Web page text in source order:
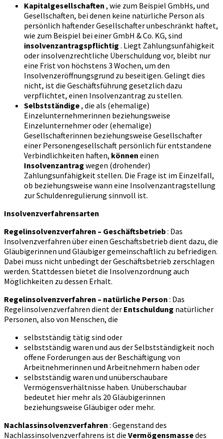
Kapitalgesellschaften , wie zum Beispiel GmbHs, und
Gesellschaften, bei denen keine natürliche Person als
persönlich haftender Gesellschafter unbeschränkt haftet,
wie zum Beispiel bei einer GmbH & Co. KG, sind
insolvenzantragspflichtig . Liegt Zahlungsunfähigkeit
oder insolvenzrechtliche Überschuldung vor, bleibt nur
eine Frist von höchstens 3 Wochen, um den
Insolvenzeröffnungsgrund zu beseitigen. Gelingt dies
nicht, ist die Geschäftsführung gesetzlich dazu
verpflichtet, einen Insolvenzantrag zu stellen.
Selbstständige, die als (ehemalige)
Einzelunternehmerinnen beziehungsweise
Einzelunternehmer oder (ehemalige)
Gesellschafterinnen beziehungsweise Gesellschafter
einer Personengesellschaft persönlich für entstandene
Verbindlichkeiten haften, können einen
Insolvenzantrag wegen (drohender)
Zahlungsunfähigkeit stellen. Die Frage ist im Einzelfall,
ob beziehungsweise wann eine Insolvenzantragstellung
zur Schuldenregulierung sinnvoll ist.
Insolvenzverfahrensarten
Regelinsolvenzverfahren – Geschäftsbetrieb: Das
Insolvenzverfahren über einen Geschäftsbetrieb dient dazu, die
Gläubigerinnen und Gläubiger gemeinschaftlich zu befriedigen.
Dabei muss nicht unbedingt der Geschäftsbetrieb zerschlagen
werden. Stattdessen bietet die Insolvenzordnung auch
Möglichkeiten zu dessen Erhalt.
Regelinsolvenzverfahren – natürliche Person : Das
Regelinsolvenzverfahren dient der Entschuldung natürlicher
Personen, also von Menschen, die
selbstständig tätig sind oder
selbstständig waren und aus der Selbstständigkeit noch
offene Forderungen aus der Beschäftigung von
Arbeitnehmerinnen und Arbeitnehmern haben oder
selbstständig waren und unüberschaubare
Vermögensverhältnisse haben. Unüberschaubar
bedeutet hier mehr als 20 Gläubigerinnen
beziehungsweise Gläubiger oder mehr.
Nachlassinsolvenzverfahren : Gegenstand des
Nachlassinsolvenzverfahrens ist die Vermögensmassedes